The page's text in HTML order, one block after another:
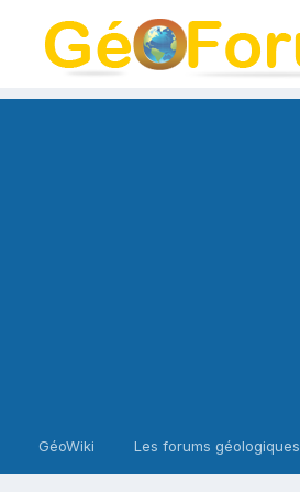
GéoWiki Les forums géologiques